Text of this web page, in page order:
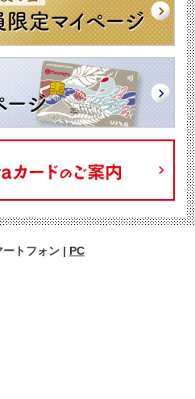
ートフォン | PC